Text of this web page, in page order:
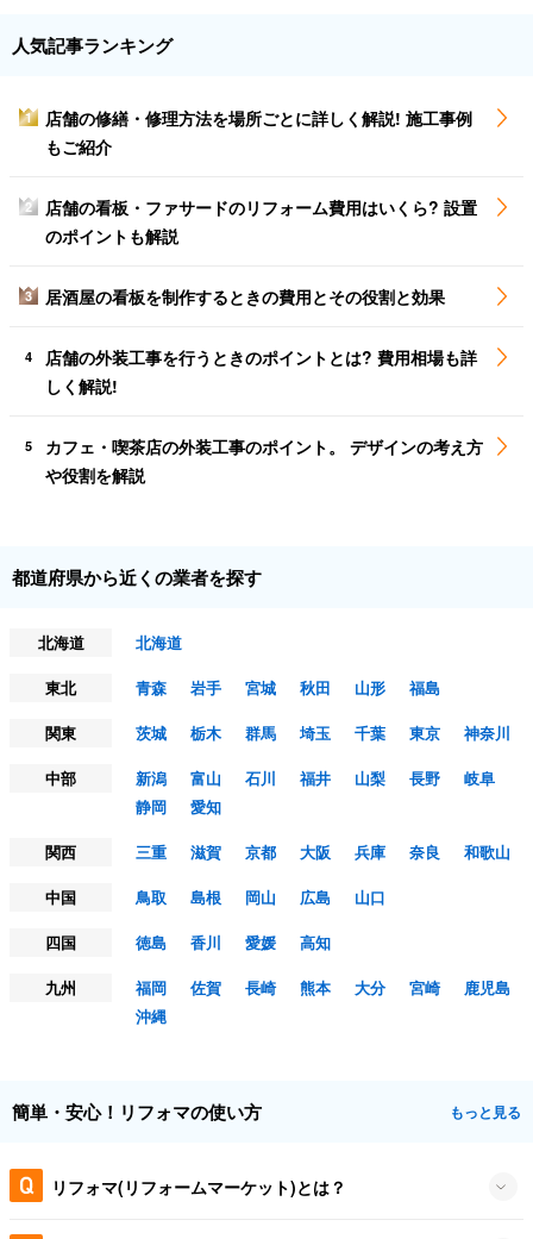
人気記事ランキング
1
店舗の修繕・修理方法を場所ごとに詳しく解説! 施工事例
もご紹介
2
店舗の看板・ファサードのリフォーム費用はいくら? 設置
のポイントも解説
3 居酒屋の看板を制作するときの費用とその役割と効果
4
店舗の外装工事を行うときのポイントとは? 費用相場も詳
しく解説!
5
カフェ・喫茶店の外装工事のポイント。 デザインの考え方
や役割を解説
都道府県から近くの業者を探す
北海道
北海道
東北
青森 岩手 宮城 秋田 山形
福島
関東
茨城 栃木 群馬 埼玉 千葉 東京
神奈川
中部
新潟 富山 石川 福井 山梨 長野
岐阜
静岡
愛知
関西
三重 滋賀 京都 大阪 兵庫 奈良
和歌山
中国
鳥取 島根 岡山 広島
山口
四国
徳島 香川 愛媛
高知
九州
福岡 佐賀 長崎 熊本 大分 宮崎
鹿児島
沖縄
簡単・安心！リフォマの使い方 もっと見る
リフォマ(リフォームマーケット)とは？